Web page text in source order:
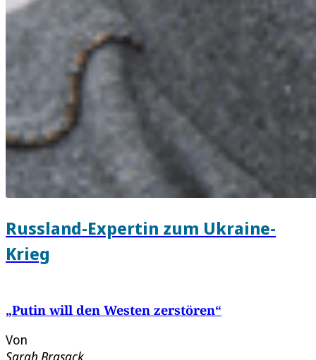
Russland-Expertin zum Ukraine-
Krieg
„Putin will den Westen zerstören“
Von
Sarah Brasack